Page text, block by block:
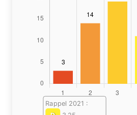
Rappel 2021 :